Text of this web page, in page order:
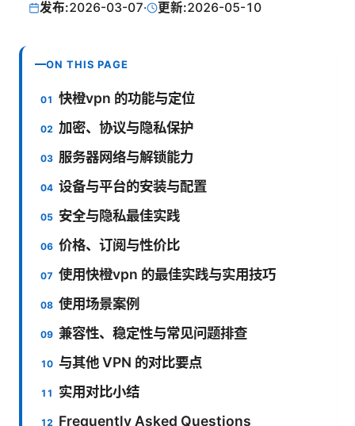
发布:2026-03-07· 更新:2026-05-10
ON THIS PAGE
快橙vpn 的功能与定位
加密、协议与隐私保护
服务器网络与解锁能力
设备与平台的安装与配置
安全与隐私最佳实践
价格、订阅与性价比
使用快橙vpn 的最佳实践与实用技巧
使用场景案例
兼容性、稳定性与常见问题排查
与其他 VPN 的对比要点
实用对比小结
Frequently Asked Questions